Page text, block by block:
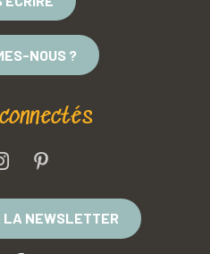
NOUS ?
LA NEWSLETTER